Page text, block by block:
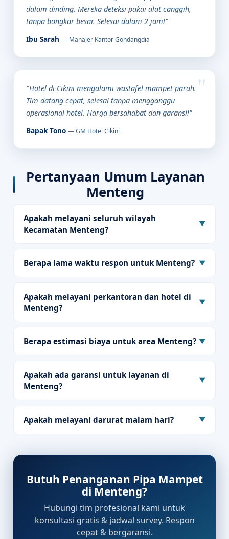
dalam dinding. Mereka deteksi pakai alat canggih,
tanpa bongkar besar. Selesai dalam 2 jam!"
Ibu Sarah — Manajer Kantor Gondangdia
"Hotel di Cikini mengalami wastafel mampet parah.
Tim datang cepat, selesai tanpa mengganggu
operasional hotel. Harga bersahabat dan garansi!"
Bapak Tono — GM Hotel Cikini
Pertanyaan Umum Layanan
Menteng
Apakah melayani seluruh wilayah
Kecamatan Menteng?
▼
Berapa lama waktu respon untuk Menteng? ▼
Apakah melayani perkantoran dan hotel di
Menteng?
▼
Berapa estimasi biaya untuk area Menteng? ▼
Apakah ada garansi untuk layanan di
Menteng?
▼
Apakah melayani darurat malam hari? ▼
Butuh Penanganan Pipa Mampet
di Menteng?
Hubungi tim profesional kami untuk
konsultasi gratis & jadwal survey. Respon
cepat & bergaransi.